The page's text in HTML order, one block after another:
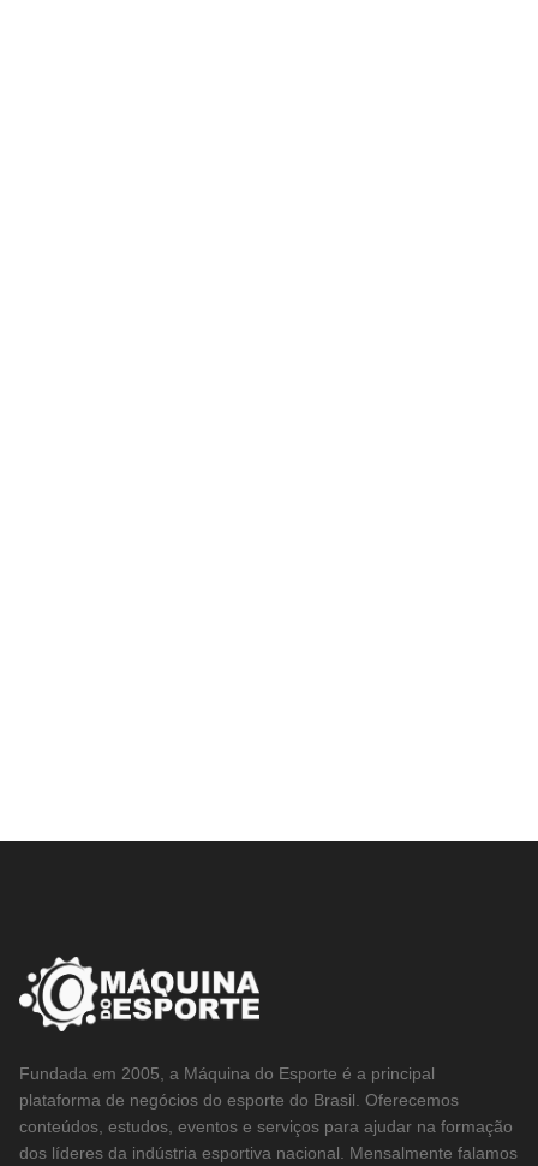
Fundada em 2005, a Máquina do Esporte é a principal
plataforma de negócios do esporte do Brasil. Oferecemos
conteúdos, estudos, eventos e serviços para ajudar na formação
dos líderes da indústria esportiva nacional. Mensalmente falamos